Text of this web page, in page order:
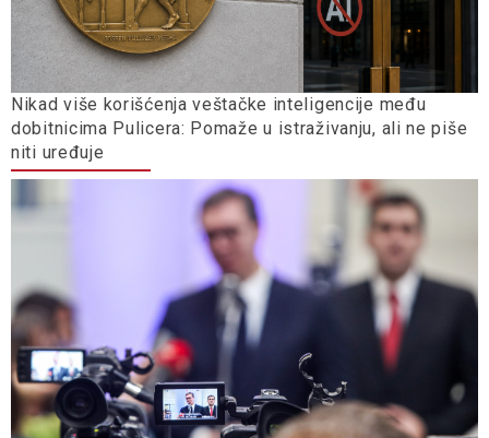
Nikad više korišćenja veštačke inteligencije među
dobitnicima Pulicera: Pomaže u istraživanju, ali ne piše
niti uređuje